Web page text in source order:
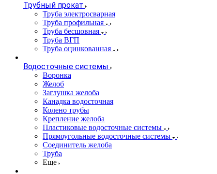
Трубный прокат
Труба электросварная
Труба профильная
Труба бесшовная
Труба ВГП
Труба оцинкованная
Водосточные системы
Воронка
Желоб
Заглушка желоба
Канадка водосточная
Колено трубы
Крепление желоба
Пластиковые водосточные системы
Прямоугольные водосточные системы
Соединитель желоба
Труба
Еще